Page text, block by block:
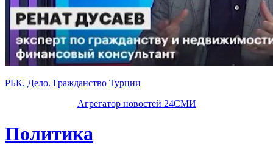
РБК. Дело. Гражданство Турции
Агрегатор новостей 24СМИ
Политика